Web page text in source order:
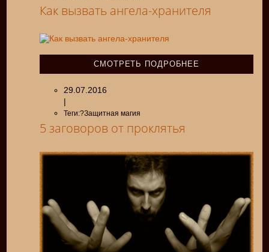
Как вызвать ангела-хранителя
СМОТРЕТЬ ПОДРОБНЕЕ
29.07.2016
|
Теги:?Защитная магия
5 заговоров от проклятья